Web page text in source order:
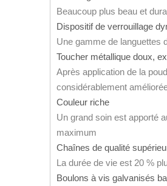
Beaucoup plus beau et
Dispositif de verrouillage
Une gamme de languettes
Toucher métallique doux,
Après application de la
considérablement
Couleur riche
Un grand soin est apporté
maximum
Chaînes de qualité
La durée de vie est 20 %
Boulons à vis galvanisés